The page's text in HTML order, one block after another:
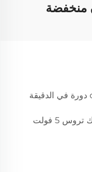
منخفضة
5 فولت